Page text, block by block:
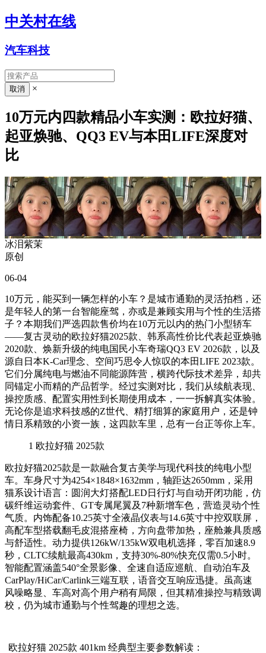
中关村在线
汽车科技
×
10万元内四款精品小车实测：欧拉好猫、
起亚焕驰、QQ3 EV与本田LIFE深度对
比
冰泪紫茉
原创
06-04
10万元，能买到一辆怎样的小车？是城市通勤的灵活拍档，还
是年轻人的第一台智能座驾，亦或是兼顾实用与个性的生活搭
子？本期我们严选四款售价均在10万元以内的热门小型轿车
——复古灵动的欧拉好猫2025款、韩系高性价比代表起亚焕驰
2020款、焕新升级的纯电国民小车奇瑞QQ3 EV 2026款，以及
源自日本K-Car理念、空间巧思令人惊叹的本田LIFE 2023款。
它们分属纯电与燃油不同能源阵营，横跨代际技术差异，却共
同锚定小而精的产品哲学。经过实测对比，我们从续航表现、
操控质感、配置实用性到长期使用成本，一一拆解真实体验。
无论你是追求科技感的Z世代、精打细算的家庭用户，还是钟
情日系精致的小资一族，这四款车里，总有一台正等你上车。
1 欧拉好猫 2025款
欧拉好猫2025款是一款融合复古美学与现代科技的纯电小型
车。车身尺寸为4254×1848×1632mm，轴距达2650mm，采用
猫系设计语言：圆润大灯搭配LED日行灯与自动开闭功能，仿
碳纤维运动套件、GT专属尾翼及7种新增车色，营造灵动个性
气质。内饰配备10.25英寸全液晶仪表与14.6英寸中控双联屏，
高配车型搭载翻毛皮混搭座椅，方向盘带加热，座舱兼具质感
与舒适性。动力提供126kW/135kW双电机选择，零百加速8.9
秒，CLTC续航最高430km，支持30%-80%快充仅需0.5小时。
智能配置涵盖540°全景影像、全速自适应巡航、自动泊车及
CarPlay/HiCar/Carlink三端互联，语音交互响应迅捷。虽高速
风噪略显、车高对高个用户稍有局限，但其精准操控与精致调
校，仍为城市通勤与个性驾趣的理想之选。
欧拉好猫 2025款 401km 经典型主要参数解读：